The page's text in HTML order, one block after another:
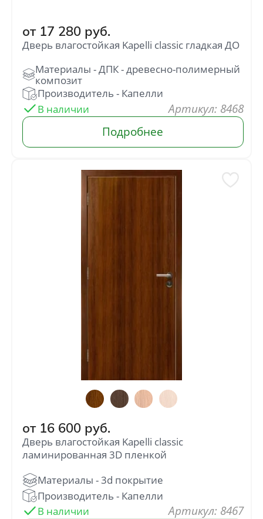
от 17 280 руб.
Дверь влагостойкая Kapelli classic гладкая ДО
: 8468
от 16 600 руб.
Дверь влагостойкая Kapelli classic
ламинированная 3D пленкой
: 8467